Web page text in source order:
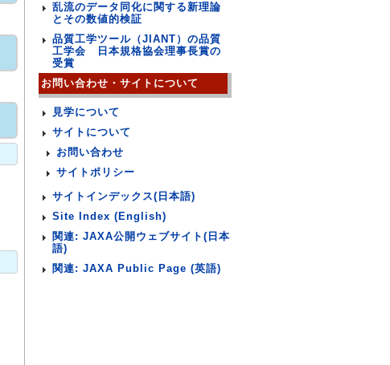
乱流のデータ同化に関する新理論
とその数値的検証
品質工学ツール（JIANT）の品質
工学会 日本規格協会理事長賞の
受賞
お問い合わせ・サイトについて
見学について
サイトについて
お問い合わせ
サイトポリシー
サイトインデックス(日本語)
Site Index (English)
関連: JAXA公開ウェブサイト(日本
語)
関連: JAXA Public Page (英語)